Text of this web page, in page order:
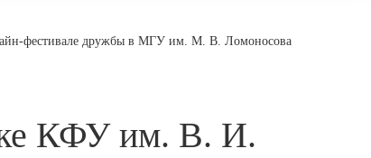
фестивале дружбы в МГУ им. М. В. Ломоносова
КФУ им. В. И.